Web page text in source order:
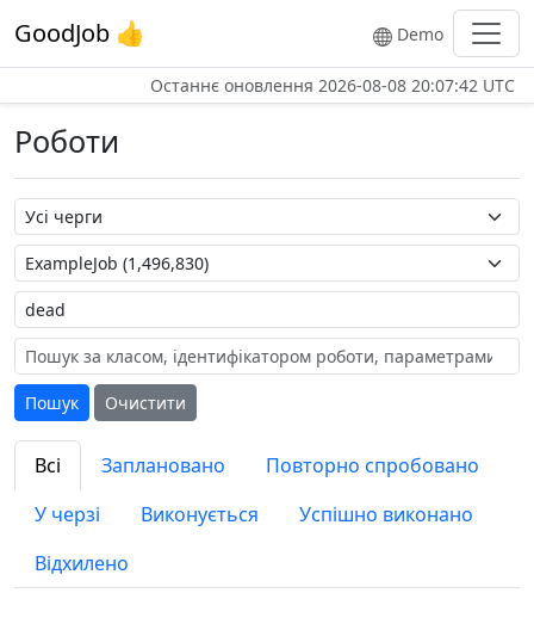
GoodJob 👍 Demo
Останнє оновлення 2026-08-08 20:07:42 UTC
Роботи
Назва черги
Назва роботи
Мітка
Пошук
Очистити
Всі Заплановано
Повторно спробовано
У черзі
Виконується
Успішно виконано
Відхилено